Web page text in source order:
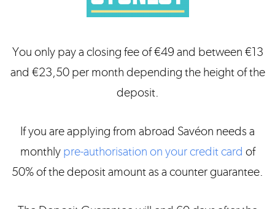
You only pay a closing fee of €49 and between €13
and €23,50 per month depending the height of the
deposit.
If you are applying from abroad Savéon needs a
monthly pre-authorisation on your credit card of
50% of the deposit amount as a counter guarantee.